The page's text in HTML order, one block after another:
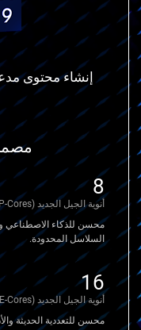
إنشاء محتوى
8
أنوية الجيل الجديد (P-Cores)
محسن للذكاء الاصطناعي
السلاسل المحدودة.
16
أنوية الجيل الجديد (E-Cores)
محسن للتعددية الحديثة